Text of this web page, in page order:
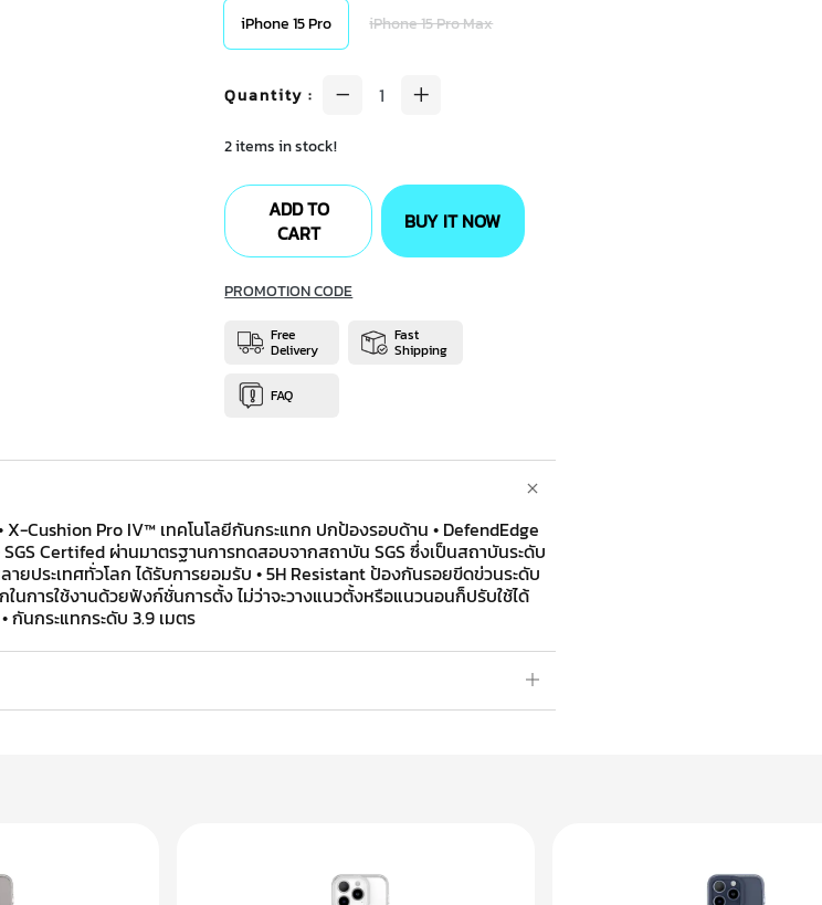
iPhone 15 Pro iPhone 15 Pro Max
Quantity:
2 items in stock!
ADD TO
CART
BUY IT NOW
PROMOTION CODE
Free
Delivery
Fast
Shipping
FAQ
X-Cushion Pro IV™ เทคโนโลยีกันกระแทก ปกป้องรอบด้าน • DefendEdge
Certifed ผ่านมาตรฐานการทดสอบจากสถาบัน SGS ซึ่งเป็นสถาบันระดับ
ยประเทศทั่วโลก ได้รับการยอมรับ • 5H Resistant ป้องกันรอยขีดข่วนระดับ
นการใช้งานด้วยฟังก์ชั่นการตั้ง ไม่ว่าจะวางแนวตั้งหรือแนวนอนก็ปรับใช้ได้
นกระแทกระดับ 3.9 เมตร